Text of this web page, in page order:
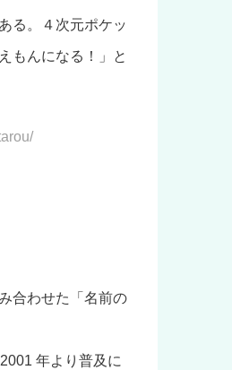
る。４次元ポケッ
もんになる！」と
合わせた「名前の
年より普及に